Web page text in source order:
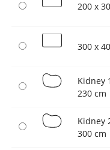
200 x
300 x
Kidney
230 cm
Kidney
300 cm